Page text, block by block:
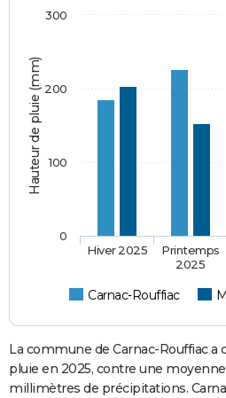
Hauteur de pluie (mm)
Carnac-Rouffiac
Hiver 2025
Printemps
2025
0
100
200
300
La commune de Carnac-Rouffiac
pluie en 2025, contre une
millimètres de précipitations.